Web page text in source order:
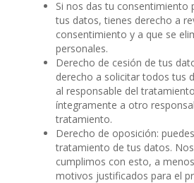
Si nos das tu consentimiento
tus datos, tienes derecho a
consentimiento y a que se
personales.
Derecho de cesión de tus
derecho a solicitar todos tus
al responsable del
íntegramente a otro
tratamiento.
Derecho de oposición:
tratamiento de tus datos.
cumplimos con esto, a
motivos justificados para el